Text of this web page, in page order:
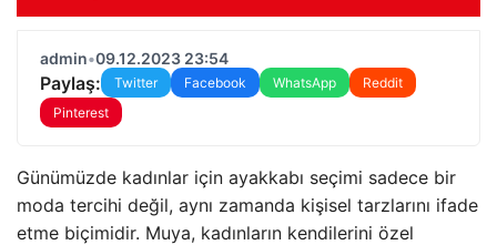
admin•09.12.2023 23:54
Paylaş: Twitter Facebook WhatsApp
Reddit
Pinterest
Günümüzde kadınlar için ayakkabı seçimi sadece bir
moda tercihi değil, aynı zamanda kişisel tarzlarını ifade
etme biçimidir. Muya, kadınların kendilerini özel